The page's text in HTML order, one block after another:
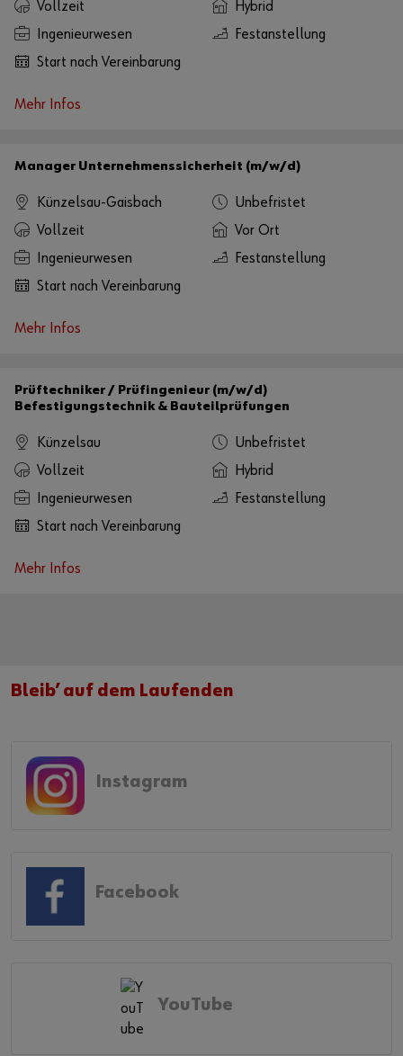
Vollzeit
Hybrid
Ingenieurwesen
Festanstellung
Start nach Vereinbarung
Mehr Infos
Manager Unternehmenssicherheit (m/w/d)
Künzelsau-Gaisbach
Unbefristet
Vollzeit
Vor Ort
Ingenieurwesen
Festanstellung
Start nach Vereinbarung
Mehr Infos
Prüftechniker / Prüfingenieur (m/w/d)
Befestigungstechnik & Bauteilprüfungen
Künzelsau
Unbefristet
Vollzeit
Hybrid
Ingenieurwesen
Festanstellung
Start nach Vereinbarung
Mehr Infos
Bleib’ auf dem Laufenden
Instagram
Facebook
YouTube